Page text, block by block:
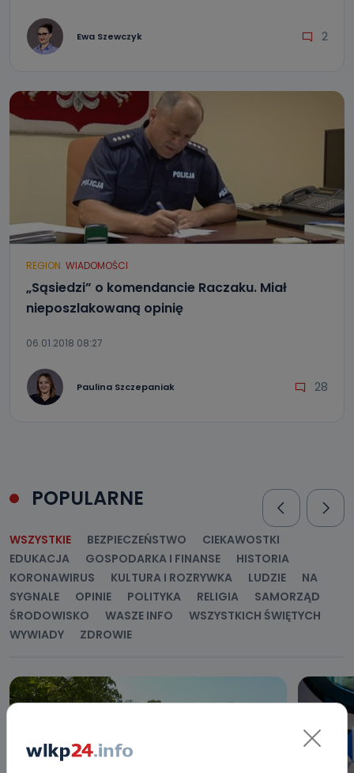
Ewa Szewczyk 2
REGION WIADOMOŚCI
„Sąsiedzi” o komendancie Raczaku. Miał
nieposzlakowaną opinię
06.01.2018 08:27
Paulina Szczepaniak 28
POPULARNE
WSZYSTKIE BEZPIECZEŃSTWO
CIEKAWOSTKI
EDUKACJA
GOSPODARKA I FINANSE
HISTORIA
KORONAWIRUS
KULTURA I ROZRYWKA LUDZIE
NA
SYGNALE
OPINIE POLITYKA RELIGIA
SAMORZĄD
ŚRODOWISKO
WASZE INFO
WSZYSTKICH ŚWIĘTYCH
WYWIADY
ZDROWIE